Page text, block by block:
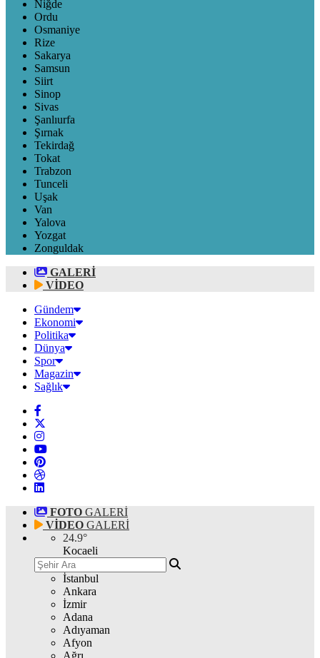
Niğde
Ordu
Osmaniye
Rize
Sakarya
Samsun
Siirt
Sinop
Sivas
Şanlıurfa
Şırnak
Tekirdağ
Tokat
Trabzon
Tunceli
Uşak
Van
Yalova
Yozgat
Zonguldak
GALERİ
VİDEO
Gündem
Ekonomi
Politika
Dünya
Spor
Magazin
Sağlık
FOTO GALERİ
VİDEO GALERİ
24.9°
Kocaeli
İstanbul
Ankara
İzmir
Adana
Adıyaman
Afyon
Ağrı